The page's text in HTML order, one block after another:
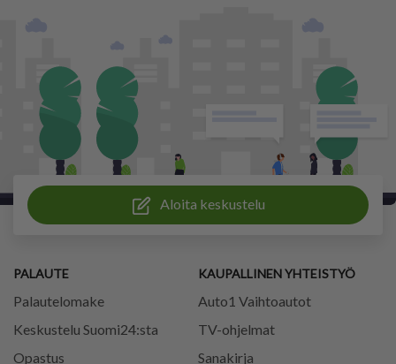
Aloita keskustelu
PALAUTE
Palautelomake
Keskustelu Suomi24:sta
Opastus
KAUPALLINEN YHTEISTYÖ
Auto1 Vaihtoautot
TV-ohjelmat
Sanakirja